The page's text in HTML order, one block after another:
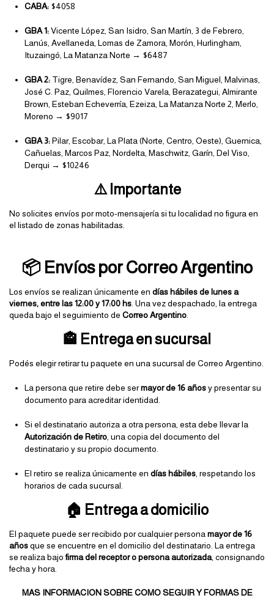
CABA: $4058
GBA 1: Vicente López, San Isidro, San Martín, 3 de Febrero,
Lanús, Avellaneda, Lomas de Zamora, Morón, Hurlingham,
Ituzaingó, La Matanza Norte → $6487
GBA 2: Tigre, Benavídez, San Fernando, San Miguel, Malvinas,
José C. Paz, Quilmes, Florencio Varela, Berazategui, Almirante
Brown, Esteban Echeverría, Ezeiza, La Matanza Norte 2, Merlo,
Moreno → $9017
GBA 3: Pilar, Escobar, La Plata (Norte, Centro, Oeste), Guernica,
Cañuelas, Marcos Paz, Nordelta, Maschwitz, Garín, Del Viso,
Derqui → $10246
⚠️ Importante
No solicites envíos por moto-mensajería si tu localidad no figura en
el listado de zonas habilitadas.
📦 Envíos por Correo Argentino
Los envíos se realizan únicamente en días hábiles de lunes a
viernes, entre las 12:00 y 17:00 hs . Una vez despachado, la entrega
queda bajo el seguimiento de Correo Argentino
🏤 Entrega en sucursal
Podés elegir retirar tu paquete en una sucursal de Correo Argentino.
La persona que retire debe ser mayor de 16 años y presentar su
documento para acreditar identidad.
Autorización de Retiro , una copia del documento del
destinatario y su propio documento.
El retiro se realiza únicamente en días hábiles , respetando los
horarios de cada sucursal.
🏠 Entrega a domicilio
El paquete puede ser recibido por cualquier persona mayor de 16
años que se encuentre en el domicilio del destinatario. La entrega
se realiza bajo firma del receptor o persona autorizada, consignando
fecha y hora.
MAS INFORMACION SOBRE COMO SEGUIR Y FORMAS DE